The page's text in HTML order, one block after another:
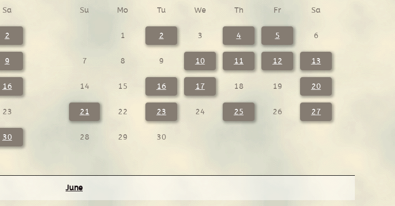
Sa
2
9
16
23
30
Su Mo Tu We Th Fr Sa
1 2 3 4 5 6
7 8 9 10 11 12 13
14 15 16 17 18 19 20
21 22 23 24 25 26 27
28 29 30
June